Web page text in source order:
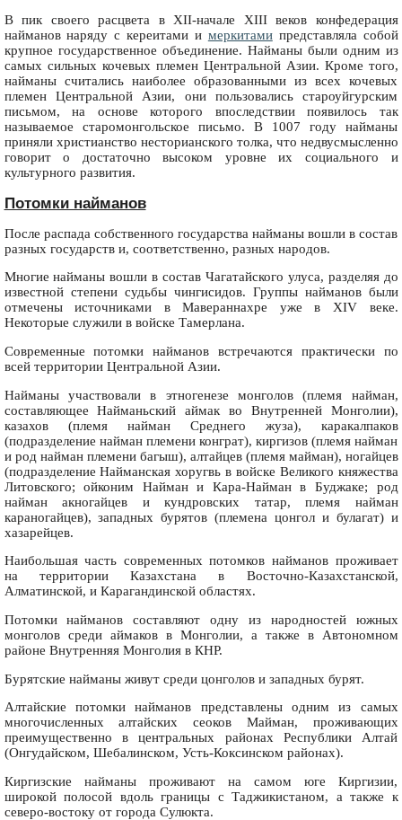
В пик своего расцвета в XII-начале XIII веков конфедерация
найманов наряду с кереитами и меркитамипредставляла собой
крупное государственное объединение. Найманы были одним из
самых сильных кочевых племен Центральной Азии. Кроме того,
найманы считались наиболее образованными из всех кочевых
племен Центральной Азии, они пользовались староуйгурским
письмом, на основе которого впоследствии появилось так
называемое старомонгольское письмо. В 1007 году найманы
приняли христианство несторианского толка, что недвусмысленно
говорит о достаточно высоком уровне их социального и
культурного развития.
Потомки найманов
После распада собственного государства найманы вошли в состав
разных государств и, соответственно, разных народов.
Многие найманы вошли в состав Чагатайского улуса, разделяя до
известной степени судьбы чингисидов. Группы найманов были
отмечены источниками в Мавераннахре уже в XIV веке.
Некоторые служили в войске Тамерлана.
Современные потомки найманов встречаются практически по
всей территории Центральной Азии.
Найманы участвовали в этногенезе монголов (племя найман,
составляющее Найманьский аймак во Внутренней Монголии),
казахов (племя найман Среднего жуза), каракалпаков
(подразделение найман племени конграт), киргизов (племя найман
и род найман племени багыш), алтайцев (племя майман), ногайцев
(подразделение Найманская хоругвь в войске Великого княжества
Литовского; ойконим Найман и Кара-Найман в Буджаке; род
найман акногайцев и кундровских татар, племя найман
караногайцев), западных бурятов (племена цонгол и булагат) и
хазарейцев.
Наибольшая часть современных потомков найманов проживает
на территории Казахстана в Восточно-Казахстанской,
Алматинской, и Карагандинской областях.
Потомки найманов составляют одну из народностей южных
монголов среди аймаков в Монголии, а также в Автономном
районе Внутренняя Монголия в КНР.
Бурятские найманы живут среди цонголов и западных бурят.
Алтайские потомки найманов представлены одним из самых
многочисленных алтайских сеоков Майман, проживающих
преимущественно в центральных районах Республики Алтай
(Онгудайском, Шебалинском, Усть-Коксинском районах).
Киргизские найманы проживают на самом юге Киргизии,
широкой полосой вдоль границы с Таджикистаном, а также к
северо-востоку от города Сулюкта.